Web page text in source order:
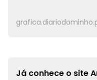
Já conhece o site